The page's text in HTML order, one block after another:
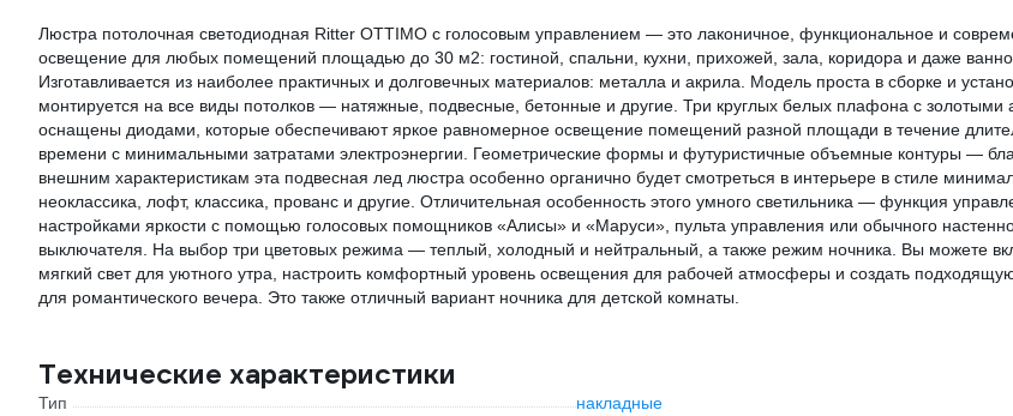
Люстра потолочная светодиодная Ritter OTTIMO с голосовым управлением — это лаконичное, функциональное и
освещение для любых помещений площадью до 30 м2: гостиной, спальни, кухни, прихожей, зала, коридора и даже
Изготавливается из наиболее практичных и долговечных материалов: металла и акрила. Модель проста в сборке и
монтируется на все виды потолков — натяжные, подвесные, бетонные и другие. Три круглых белых плафона с золотыми
оснащены диодами, которые обеспечивают яркое равномерное освещение помещений разной площади в течение
времени с минимальными затратами электроэнергии. Геометрические формы и футуристичные объемные контуры —
внешним характеристикам эта подвесная лед люстра особенно органично будет смотреться в интерьере в стиле
неоклассика, лофт, классика, прованс и другие. Отличительная особенность этого умного светильника — функция
настройками яркости с помощью голосовых помощников «‎Алисы» и «‎Маруси», пульта управления или обычного
выключателя. На выбор три цветовых режима — теплый, холодный и нейтральный, а также режим ночника. Вы можете
мягкий свет для уютного утра, настроить комфортный уровень освещения для рабочей атмосферы и создать
для романтического вечера. Это также отличный вариант ночника для детской комнаты.
Технические характеристики
Тип
накладные